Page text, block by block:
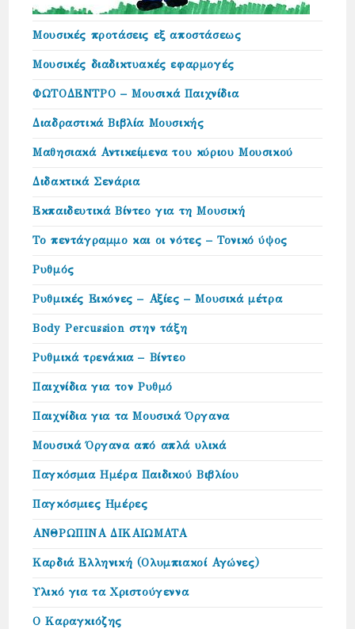
Μουσικές προτάσεις εξ αποστάσεως
Μουσικές διαδικτυακές εφαρμογές
ΦΩΤΟΔΕΝΤΡΟ – Μουσικά Παιχνίδια
Διαδραστικά Βιβλία Μουσικής
Μαθησιακά Αντικείμενα του κύριου Μουσικού
Διδακτικά Σενάρια
Εκπαιδευτικά Βίντεο για τη Μουσική
Το πεντάγραμμο και οι νότες – Τονικό ύψος
Ρυθμός
Ρυθμικές Εικόνες – Αξίες – Μουσικά μέτρα
Body Percussion στην τάξη
Ρυθμικά τρενάκια – Βίντεο
Παιχνίδια για τον Ρυθμό
Παιχνίδια για τα Μουσικά Όργανα
Μουσικά Όργανα από απλά υλικά
Παγκόσμια Ημέρα Παιδικού Βιβλίου
Παγκόσμιες Ημέρες
ΑΝΘΡΩΠΙΝΑ ΔΙΚΑΙΩΜΑΤΑ
Καρδιά Ελληνική (Ολυμπιακοί Αγώνες)
Υλικό για τα Χριστούγεννα
Ο Καραγκιόζης